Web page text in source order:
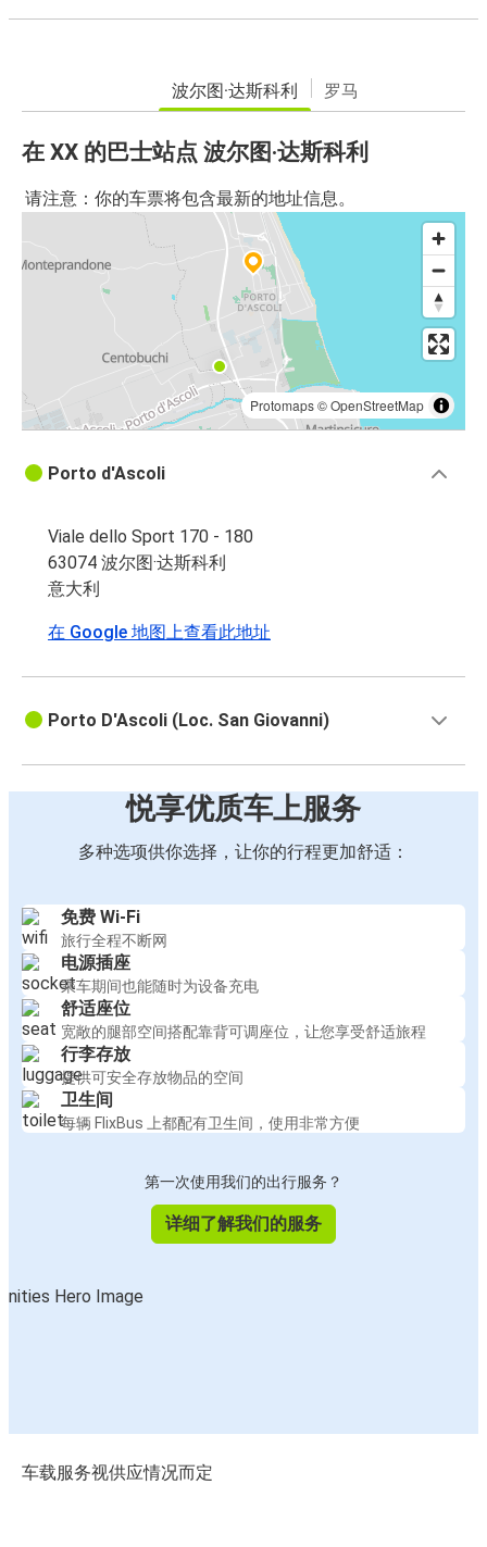
波尔图·达斯科利 罗马
在 XX 的巴士站点 波尔图·达斯科利
请注意：你的车票将包含最新的地址信息。
Protomaps©OpenStreetMap
Porto d'Ascoli
Viale dello Sport 170 - 180
63074 波尔图·达斯科利
意大利
在 Google 地图上查看此地址
Porto D'Ascoli (Loc. San Giovanni)
悦享优质车上服务
多种选项供你选择，让你的行程更加舒适：
免费 Wi-Fi
旅行全程不断网
电源插座
乘车期间也能随时为设备充电
舒适座位
宽敞的腿部空间搭配靠背可调座位，让您享受舒适旅程
行李存放
提供可安全存放物品的空间
卫生间
每辆 FlixBus 上都配有卫生间，使用非常方便
第一次使用我们的出行服务？
详细了解我们的服务
车载服务视供应情况而定